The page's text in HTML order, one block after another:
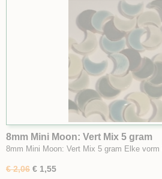
8mm Mini Moon: Vert Mix 5 gram
8mm Mini Moon: Vert Mix 5 gram Elke
€ 2,06 € 1,55